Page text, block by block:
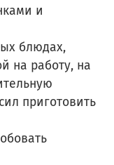
и
блюдах,
на работу, на
приготовить